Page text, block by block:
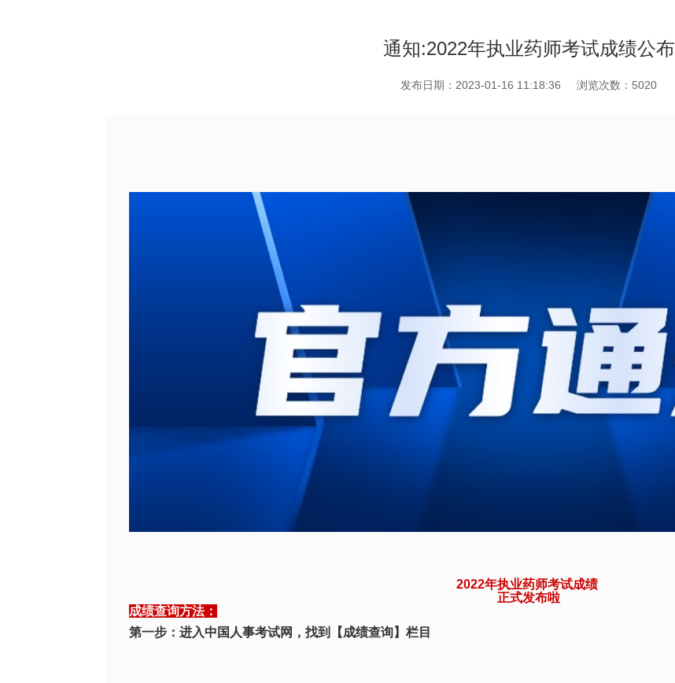
通知:2022年执业药师考试成绩公布
发布日期：2023-01-16 11:18:36 浏览次数：5020
2022年执业药师考试成绩
正式发布啦
成绩查询方法：
第一步：进入中国人事考试网，找到【成绩查询】栏目